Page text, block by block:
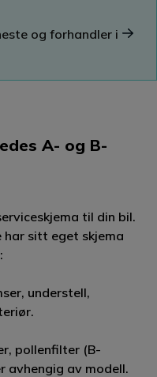
og forhandler i
A- og B-
til din bil.
har sitt eget skjema
understell,
pollenfilter (B-
avhengig av modell.